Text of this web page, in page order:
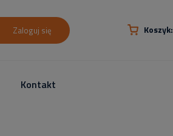
Koszyk:
Zaloguj się
Kontakt